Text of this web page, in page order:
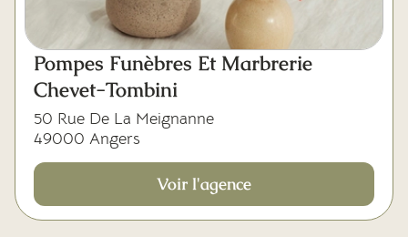
Pompes Funèbres Et Marbrerie
Chevet-Tombini
50 Rue De La Meignanne
49000 Angers
Voir l'agence